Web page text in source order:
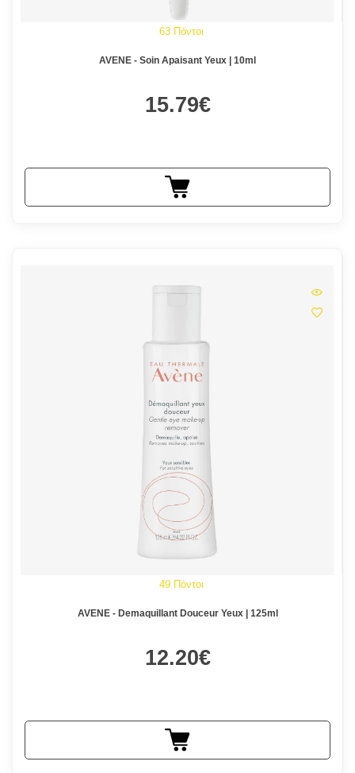
63 Πόντοι
AVENE - Soin Apaisant Yeux | 10ml
15.79€
49 Πόντοι
AVENE - Demaquillant Douceur Yeux | 125ml
12.20€